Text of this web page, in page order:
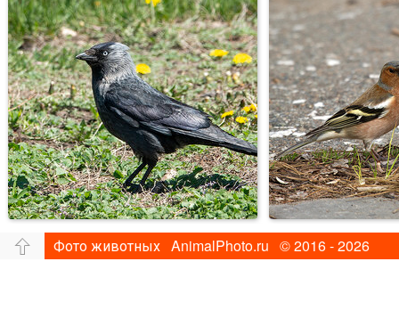
Фото животных AnimalPhoto.ru © 2016 - 2026